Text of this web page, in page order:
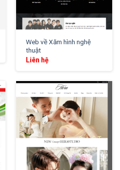
Web về Xăm hình nghệ
thuật
Liên hệ